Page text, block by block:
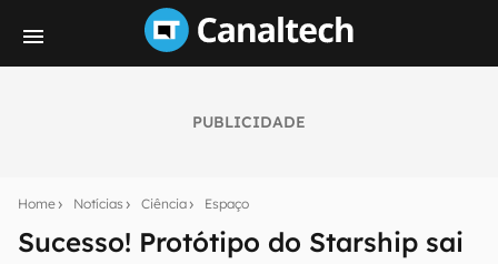
PUBLICIDADE
Home Notícias Ciência Espaço
Sucesso! Protótipo do Starship sai
notícias e reviews sobre tecnologia em primeira